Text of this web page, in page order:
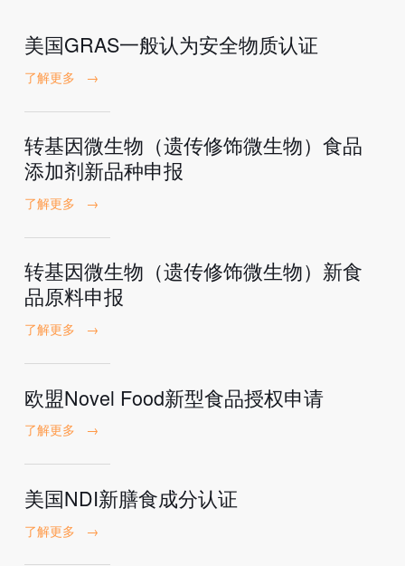
美国GRAS一般认为安全物质认证
了解更多 →
转基因微生物（遗传修饰微生物）食品
添加剂新品种申报
了解更多 →
转基因微生物（遗传修饰微生物）新食
品原料申报
了解更多 →
欧盟Novel Food新型食品授权申请
了解更多 →
美国NDI新膳食成分认证
了解更多 →